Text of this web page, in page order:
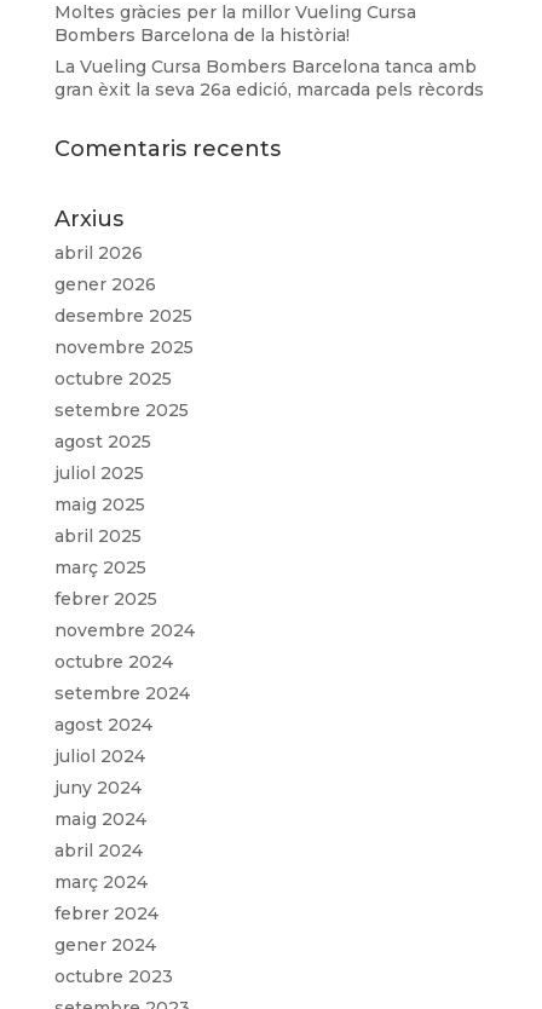
Moltes gràcies per la millor Vueling Cursa
Bombers Barcelona de la història!
La Vueling Cursa Bombers Barcelona tanca amb
gran èxit la seva 26a edició, marcada pels rècords
Comentaris recents
Arxius
abril 2026
gener 2026
desembre 2025
novembre 2025
octubre 2025
setembre 2025
agost 2025
juliol 2025
maig 2025
abril 2025
març 2025
febrer 2025
novembre 2024
octubre 2024
setembre 2024
agost 2024
juliol 2024
juny 2024
maig 2024
abril 2024
març 2024
febrer 2024
gener 2024
octubre 2023